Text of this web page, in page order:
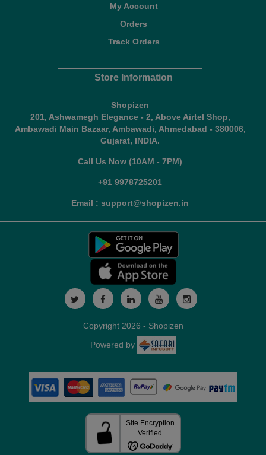
My Account
Orders
Track Orders
Store Information
Shopizen
201, Ashwamegh Elegance - 2, Above Airtel Shop,
Ambawadi Main Bazaar, Ambawadi, Ahmedabad - 380006,
Gujarat, INDIA.
Call Us Now (10AM - 7PM)
+91 9978725201
Email : support@shopizen.in
Copyright 2026 - Shopizen
Powered by